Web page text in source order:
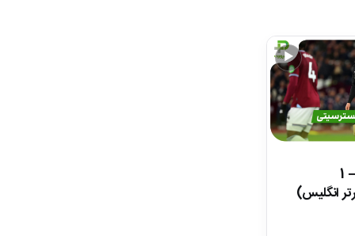
▶
خلاصه بازی وستهم 1 – 1
انگلیس)